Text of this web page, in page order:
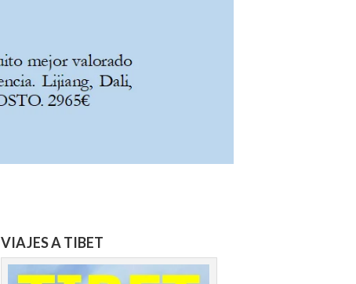
VIAJES A TIBET